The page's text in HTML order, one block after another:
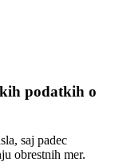
podatkih o
saj padec
obrestnih mer.